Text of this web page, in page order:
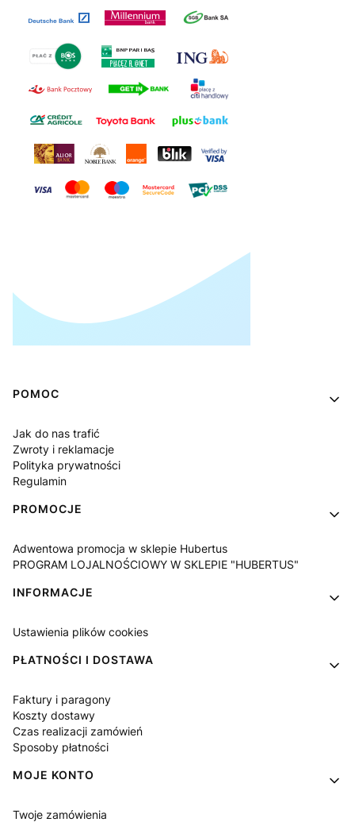
Linki w stopce
POMOC
Jak do nas trafić
Zwroty i reklamacje
Polityka prywatności
Regulamin
PROMOCJE
Adwentowa promocja w sklepie Hubertus
PROGRAM LOJALNOŚCIOWY W SKLEPIE "HUBERTUS"
INFORMACJE
Ustawienia plików cookies
PŁATNOŚCI I DOSTAWA
Faktury i paragony
Koszty dostawy
Czas realizacji zamówień
Sposoby płatności
MOJE KONTO
Twoje zamówienia